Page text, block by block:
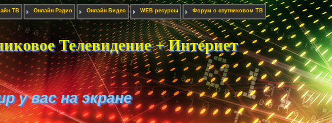
ТВ Онлайн Радио Онлайн Видео WEB ресурсы Форум о спутниковом ТВ
Телевидение + Интернет
у вас на экране